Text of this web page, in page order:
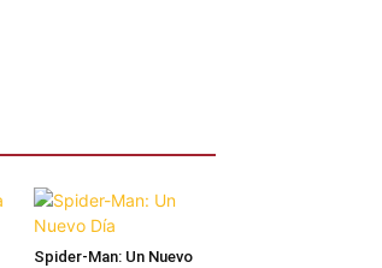
Spider-Man: Un Nuevo